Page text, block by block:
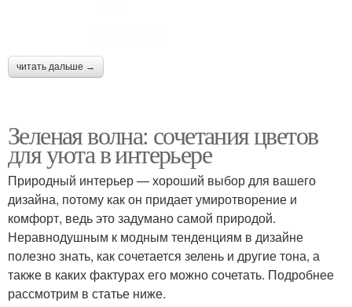
читать дальше →
Зеленая волна: сочетания цветов
для уюта в интерьере
Природный интерьер — хороший выбор для вашего
дизайна, потому как он придает умиротворение и
комфорт, ведь это задумано самой природой.
Неравнодушным к модным тенденциям в дизайне
полезно знать, как сочетается зелень и другие тона, а
также в каких фактурах его можно сочетать. Подробнее
рассмотрим в статье ниже.